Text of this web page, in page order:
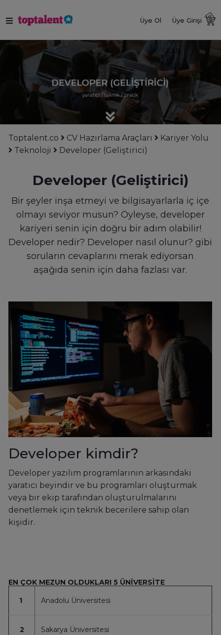
Üye Ol Üye Girişi
Toptalent.co CV Hazırlama Araçları
Kariyer Yolu
Teknoloji
Developer (Geliştirici)
Developer (Geliştirici)
Bir şeyler inşa etmeyi ve bilgisayarlarla iç içe
olmayı seviyor musun? Öyleyse, developer
kariyeri senin için doğru bir adım olabilir!
Developer nedir? Developer nasıl olunur? gibi
soruların cevaplarını merak ediyorsan
aşağıda senin için daha fazlası var.
Developer kimdir?
Developer yazılım programlarının arkasındaki
yaratıcı beyindir ve bu programları oluşturmak
veya bir ekip tarafından oluşturulmalarını
denetlemek için teknik becerilere sahip olan
kişidir.
EN ÇOK MEZUN OLDUKLARI 5 ÜNİVERSİTE
1 Anadolu Üniversitesi
2 Sakarya Üniversitesi